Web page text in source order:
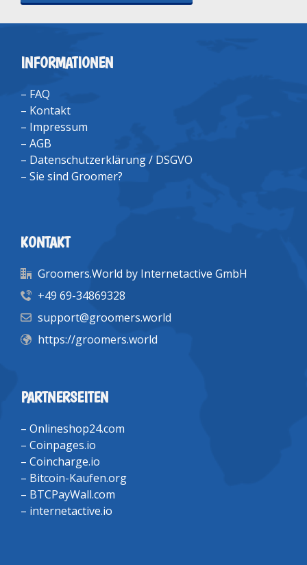
INFORMATIONEN
– FAQ
– Kontakt
– Impressum
– AGB
– Datenschutzerklärung / DSGVO
– Sie sind Groomer?
KONTAKT
Groomers.World by Internetactive GmbH
+49 69-34869328
support@groomers.world
https://groomers.world
PARTNERSEITEN
– Onlineshop24.com
– Coinpages.io
– Coincharge.io
– Bitcoin-Kaufen.org
– BTCPayWall.com
– internetactive.io